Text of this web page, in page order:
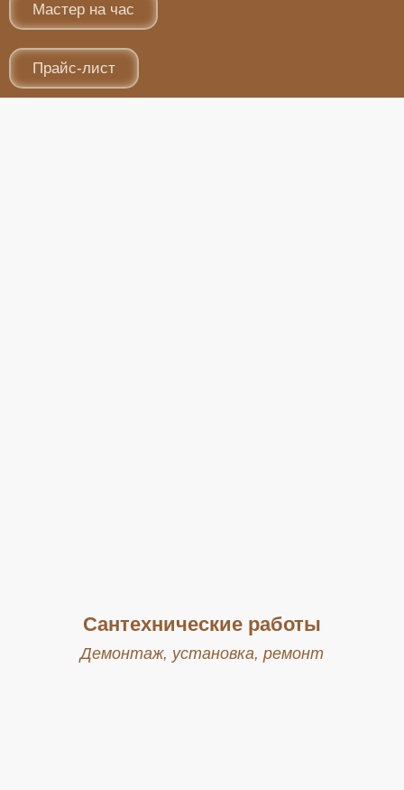
Мастер на час
Прайс-лист
Сантехнические работы
Демонтаж, установка, ремонт